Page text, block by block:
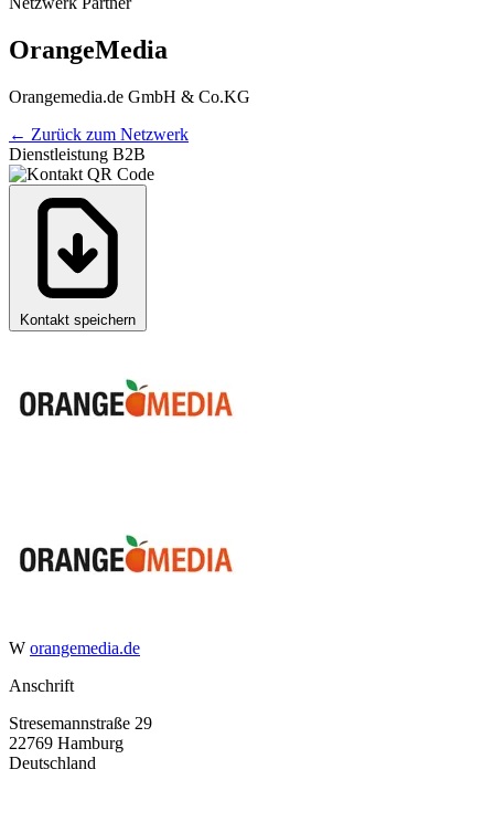
OrangeMedia
Orangemedia.de GmbH & Co.KG
← Zurück zum Netzwerk
Dienstleistung B2B
Kontakt speichern
W orangemedia.de
Anschrift
Stresemannstraße 29
22769 Hamburg
Deutschland